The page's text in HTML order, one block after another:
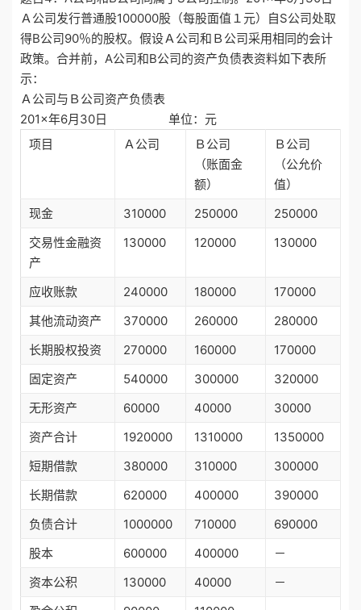
Ａ公司发行普通股100000股（每股面值１元）自S公司处取
得B公司90％的股权。假设Ａ公司和Ｂ公司采用相同的会计
政策。合并前，A公司和B公司的资产负债表资料如下表所
示：
Ａ公司与Ｂ公司资产负债表
201×年6月30日 单位：元
项目
Ａ公司
Ｂ公司
（账面金
额）
Ｂ公司
（公允价
值）
现金
310000 250000
250000
交易性金融资
产
130000 120000 130000
应收账款 240000 180000
170000
其他流动资产
370000 260000
280000
长期股权投资
270000 160000
170000
固定资产
540000 300000
320000
无形资产
60000 40000
30000
资产合计
1920000 1310000
1350000
短期借款
380000 310000
300000
长期借款
620000 400000
390000
负债合计
1000000 710000
690000
股本
600000 400000
－
资本公积
130000 40000
－